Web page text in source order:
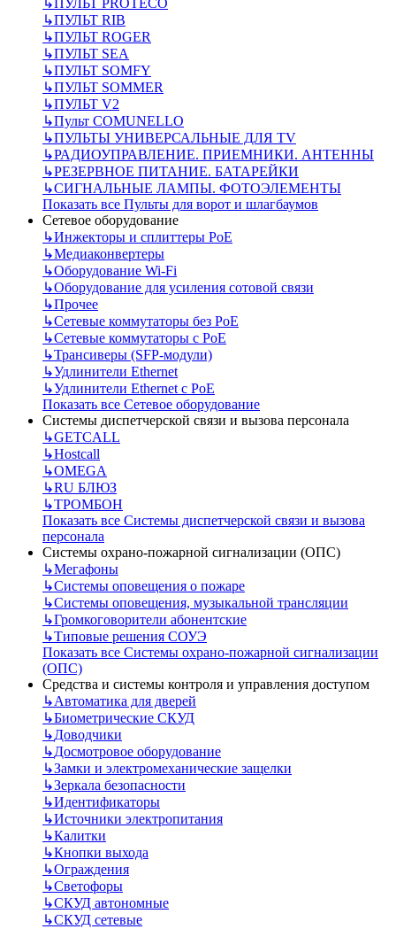
↳ПУЛЬТ PROTECO
↳ПУЛЬТ RIB
↳ПУЛЬТ ROGER
↳ПУЛЬТ SEA
↳ПУЛЬТ SOMFY
↳ПУЛЬТ SOMMER
↳ПУЛЬТ V2
↳Пульт СOMUNELLO
↳ПУЛЬТЫ УНИВЕРСАЛЬНЫЕ ДЛЯ TV
↳РАДИОУПРАВЛЕНИЕ. ПРИЕМНИКИ. АНТЕННЫ
↳РЕЗЕРВНОЕ ПИТАНИЕ. БАТАРЕЙКИ
↳СИГНАЛЬНЫЕ ЛАМПЫ. ФОТОЭЛЕМЕНТЫ
Показать все Пульты для ворот и шлагбаумов
Сетевое оборудование
↳Инжекторы и сплиттеры РоЕ
↳Медиаконвертеры
↳Оборудование Wi-Fi
↳Оборудование для усиления сотовой связи
↳Прочее
↳Сетевые коммутаторы без РоЕ
↳Сетевые коммутаторы с РоЕ
↳Трансиверы (SFP-модули)
↳Удлинители Ethernet
↳Удлинители Ethernet с PoE
Показать все Сетевое оборудование
Системы диспетчерской связи и вызова персонала
↳GETCALL
↳Hostcall
↳OMEGA
↳RU БЛЮЗ
↳ТРОМБОН
Показать все Системы диспетчерской связи и вызова
персонала
Системы охрано-пожарной сигнализации (ОПС)
↳Мегафоны
↳Системы оповещения о пожаре
↳Системы оповещения, музыкальной трансляции
↳Громкоговорители абонентские
↳Типовые решения СОУЭ
Показать все Системы охрано-пожарной сигнализации
(ОПС)
Средства и системы контроля и управления доступом
↳Автоматика для дверей
↳Биометрические СКУД
↳Доводчики
↳Досмотровое оборудование
↳Замки и электромеханические защелки
↳Зеркала безопасности
↳Идентификаторы
↳Источники электропитания
↳Калитки
↳Кнопки выхода
↳Ограждения
↳Светофоры
↳СКУД автономные
↳СКУД сетевые